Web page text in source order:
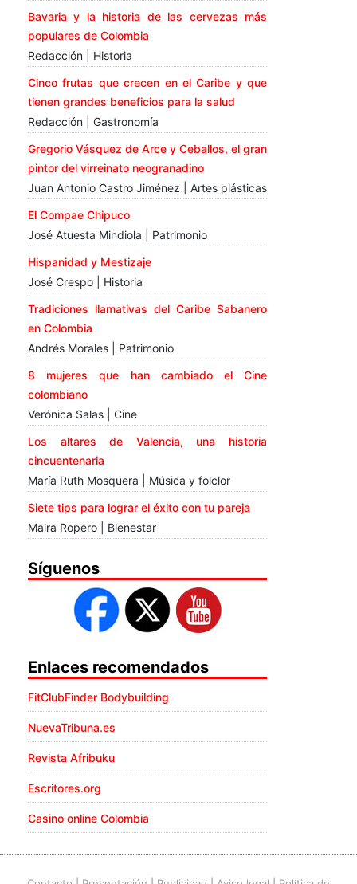
Bavaria y la historia de las cervezas más
populares de Colombia
Redacción | Historia
Cinco frutas que crecen en el Caribe y que
tienen grandes beneficios para la salud
Redacción | Gastronomía
Gregorio Vásquez de Arce y Ceballos, el gran
pintor del virreinato neogranadino
Juan Antonio Castro Jiménez | Artes plásticas
El Compae Chipuco
José Atuesta Mindiola | Patrimonio
Hispanidad y Mestizaje
José Crespo | Historia
Tradiciones llamativas del Caribe Sabanero
en Colombia
Andrés Morales | Patrimonio
8 mujeres que han cambiado el Cine
colombiano
Verónica Salas | Cine
Los altares de Valencia, una historia
cincuentenaria
María Ruth Mosquera | Música y folclor
Siete tips para lograr el éxito con tu pareja
Maira Ropero | Bienestar
Síguenos
Enlaces recomendados
FitClubFinder Bodybuilding
NuevaTribuna.es
Revista Afribuku
Escritores.org
Casino online Colombia